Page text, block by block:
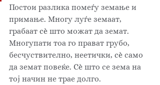
Постои разлика помеѓу земање и
примање. Многу луѓе земаат,
грабаат сѐ што можат да земат.
Многупати тоа го прават грубо,
бесчуствително, неетички, сѐ само
да земат повеќе. Сѐ што се зема на
тој начин не трае долго.